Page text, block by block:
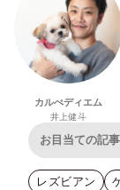
カルぺディエム
井上健斗
レズビアン